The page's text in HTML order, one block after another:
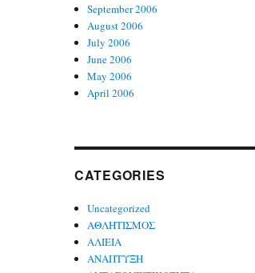
September 2006
August 2006
July 2006
June 2006
May 2006
April 2006
CATEGORIES
Uncategorized
ΑΘΛΗΤΙΣΜΟΣ
ΑΛΙΕΙΑ
ΑΝΑΠΤΥΞΗ